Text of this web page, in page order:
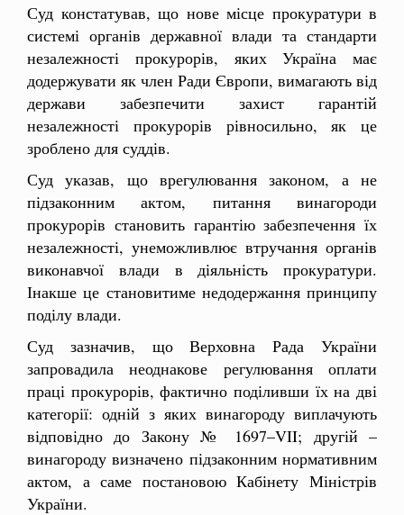
Суд констатував, що нове місце прокуратури в
системі органів державної влади та стандарти
незалежності прокурорів, яких Україна має
додержувати як член Ради Європи, вимагають від
держави забезпечити захист гарантій
незалежності прокурорів рівносильно, як це
зроблено для суддів.
Суд указав, що врегулювання законом, а не
підзаконним актом, питання винагороди
прокурорів становить гарантію забезпечення їх
незалежності, унеможливлює втручання органів
виконавчої влади в діяльність прокуратури.
Інакше це становитиме недодержання принципу
поділу влади.
Суд зазначив, що Верховна Рада України
запровадила неоднакове регулювання оплати
праці прокурорів, фактично поділивши їх на дві
категорії: одній з яких винагороду виплачують
відповідно до Закону № 1697–VII; другій –
винагороду визначено підзаконним нормативним
актом, а саме постановою Кабінету Міністрів
України.